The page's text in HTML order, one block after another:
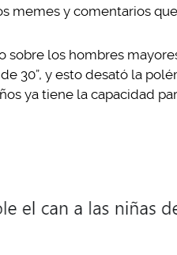
memes y comentarios
sobre los hombres
30”, y esto desató la
ya tiene la capacidad